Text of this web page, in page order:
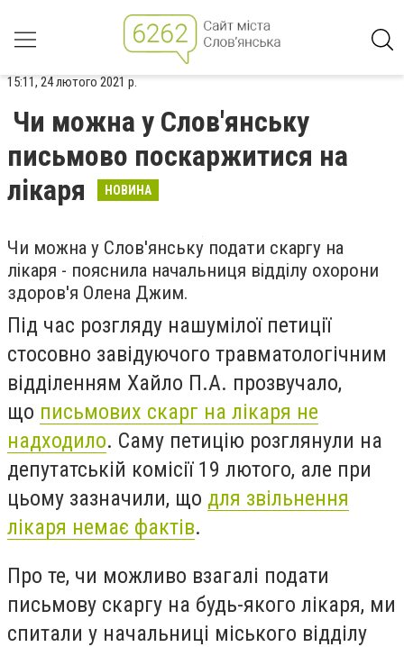
15:11, 24 лютого 2021 р.
Чи можна у Слов'янську
письмово поскаржитися на
лікаря
НОВИНА
Чи можна у Слов'янську подати скаргу на
лікаря - пояснила начальниця відділу охорони
здоров'я Олена Джим.
Під час розгляду нашумілої петиції
стосовно завідуючого травматологічним
відділенням Хайло П.А. прозвучало,
що письмових скарг на лікаря не
надходило. Саму петицію розглянули на
депутатській комісії 19 лютого, але при
цьому зазначили, що для звільнення
лікаря немає фактів.
Про те, чи можливо взагалі подати
письмову скаргу на будь-якого лікаря, ми
спитали у начальниці міського відділу